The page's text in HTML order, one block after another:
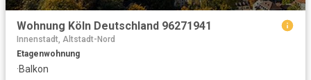
Wohnung Köln Deutschland 96271941
Innenstadt, Altstadt-Nord
Etagenwohnung
·Balkon